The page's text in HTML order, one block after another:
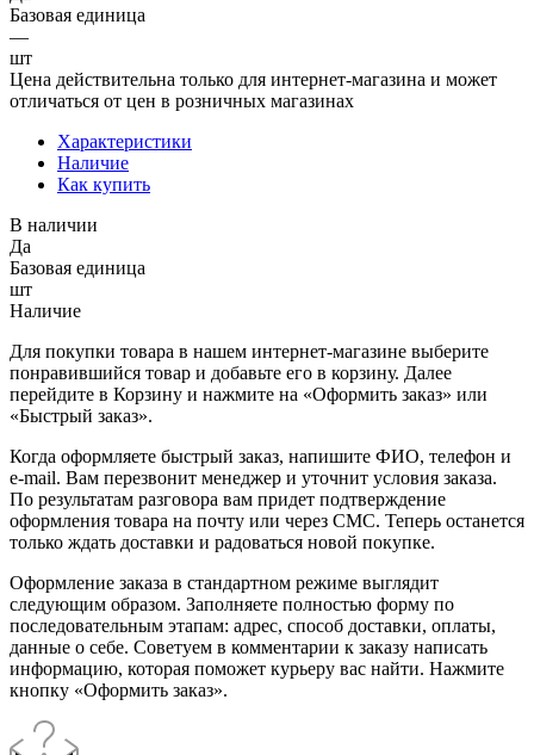
Базовая единица
—
шт
Цена действительна только для интернет-магазина и может
отличаться от цен в розничных магазинах
Характеристики
Наличие
Как купить
В наличии
Да
Базовая единица
шт
Наличие
Для покупки товара в нашем интернет-магазине выберите
понравившийся товар и добавьте его в корзину. Далее
перейдите в Корзину и нажмите на «Оформить заказ» или
«Быстрый заказ».
Когда оформляете быстрый заказ, напишите ФИО, телефон и
e-mail. Вам перезвонит менеджер и уточнит условия заказа.
По результатам разговора вам придет подтверждение
оформления товара на почту или через СМС. Теперь останется
только ждать доставки и радоваться новой покупке.
Оформление заказа в стандартном режиме выглядит
следующим образом. Заполняете полностью форму по
последовательным этапам: адрес, способ доставки, оплаты,
данные о себе. Советуем в комментарии к заказу написать
информацию, которая поможет курьеру вас найти. Нажмите
кнопку «Оформить заказ».